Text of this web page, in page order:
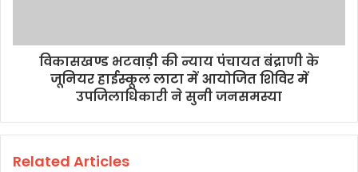
विकासखण्ड भटवाड़ी की न्याय पंचायत बंद्राणी के
जूनियर हाईस्कूल लाटा में आयोजित शिविर में
उपजिलाधिकारी ने सुनी जनसमस्या
Related Articles